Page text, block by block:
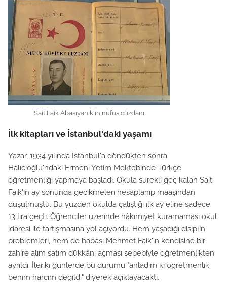
Sait Faik Abasıyanık'ın nüfus cüzdanı
İlk kitapları ve İstanbul'daki yaşamı
Yazar, 1934 yılında İstanbul'a döndükten sonra
Halıcıoğlu'ndaki Ermeni Yetim Mektebinde Türkçe
öğretmenliği yapmaya başladı. Okula sürekli geç kalan Sait
Faik'in ay sonunda gecikmeleri hesaplanıp maaşından
düşülmüştü. Bu yüzden okulda çalıştığı ilk ay eline sadece
13 lira geçti. Öğrenciler üzerinde hâkimiyet kuramaması okul
idaresi ile tartışmasına yol açıyordu. Hem yaşadığı disiplin
problemleri, hem de babası Mehmet Faik'in kendisine bir
zahire alım satım dükkânı açması sebebiyle öğretmenlikten
ayrıldı. İleriki günlerde bu durumu "anladım ki öğretmenlik
benim harcım değildi" diyerek açıklayacaktı.